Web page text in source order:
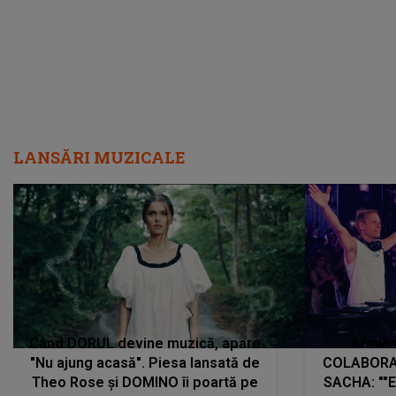
LANSĂRI MUZICALE
Când DORUL devine muzică, apare
"Nu ajung acasă". Piesa lansată de
Theo Rose și DOMINO îi poartă pe
SACHA: